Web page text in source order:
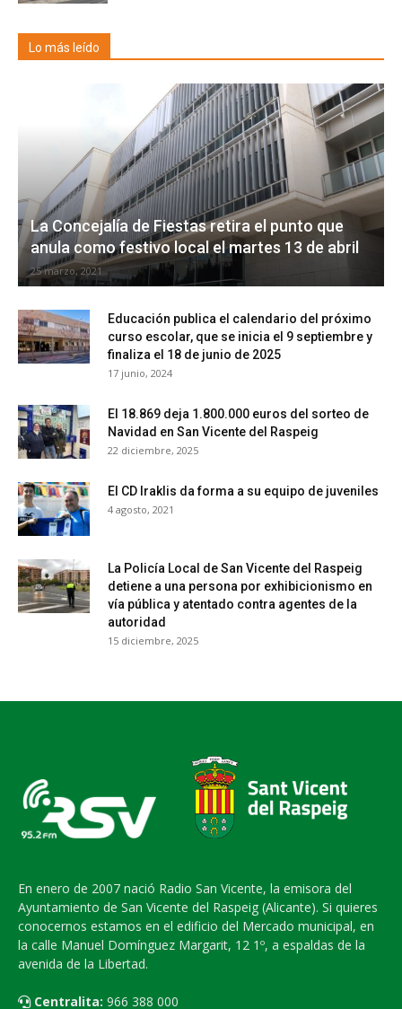
Lo más leído
La Concejalía de Fiestas retira el punto que
anula como festivo local el martes 13 de abril
25 marzo, 2021
Educación publica el calendario del próximo
curso escolar, que se inicia el 9 septiembre y
finaliza el 18 de junio de 2025
17 junio, 2024
El 18.869 deja 1.800.000 euros del sorteo de
Navidad en San Vicente del Raspeig
22 diciembre, 2025
El CD Iraklis da forma a su equipo de juveniles
4 agosto, 2021
La Policía Local de San Vicente del Raspeig
detiene a una persona por exhibicionismo en
vía pública y atentado contra agentes de la
autoridad
15 diciembre, 2025
En enero de 2007 nació Radio San Vicente, la emisora del
Ayuntamiento de San Vicente del Raspeig (Alicante). Si quieres
conocernos estamos en el edificio del Mercado municipal, en
la calle Manuel Domínguez Margarit, 12 1º, a espaldas de la
avenida de la Libertad.
Centralita: 966 388 000